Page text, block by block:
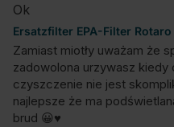
Ok
Ersatzfilter EPA-Filter Rotaro
Zamiast miotły uważam że
zadowolona urzywasz
czyszczenie nie jest
najlepsze że ma
brud 😀♥️